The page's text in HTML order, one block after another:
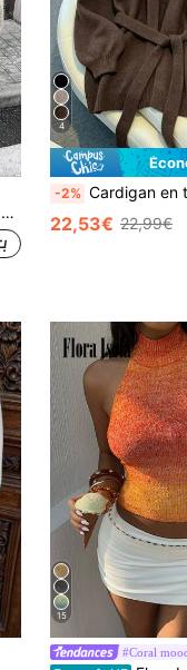
4
-2% Cardigan en tricot élégant et décontracté pour femmes, automne/hiver, coupe ample
22,53€ 22,99€
15
#Coral